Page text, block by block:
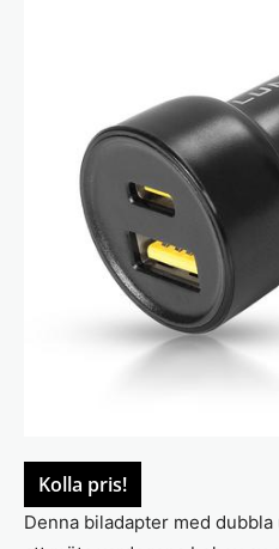
Kolla pris!
Denna biladapter med